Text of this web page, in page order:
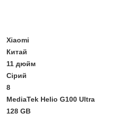
Xiaomi
Китай
11 дюйм
Сірий
8
MediaTek Helio G100 Ultra
128 GB